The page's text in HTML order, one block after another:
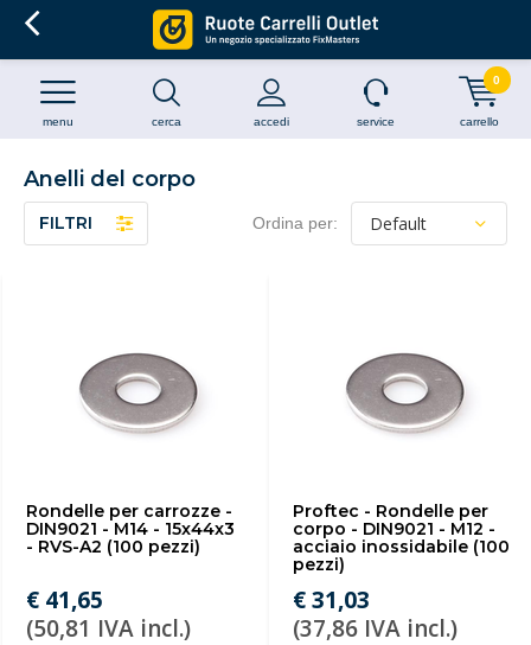
cerca accedi
menu service carrello
0
Anelli del corpo
FILTRI Ordina per:
Rondelle per carrozze -
DIN9021 - M14 - 15x44x3
- RVS-A2 (100 pezzi)
€ 41,65
(50,81 IVA incl.)
Proftec - Rondelle per
corpo - DIN9021 - M12 -
acciaio inossidabile (100
pezzi)
€ 31,03
(37,86 IVA incl.)